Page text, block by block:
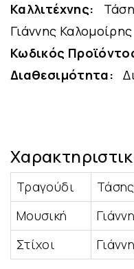
Καλλιτέχνης:
Γιάννης Καλομοίρης
Κωδικός
Διαθεσιμότητα:
Τραγούδι
Μουσική
Στίχοι